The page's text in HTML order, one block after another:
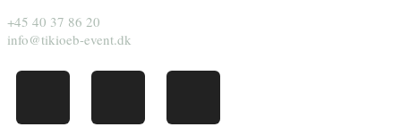
+45 40 37 86 20
info@tikioeb-event.dk